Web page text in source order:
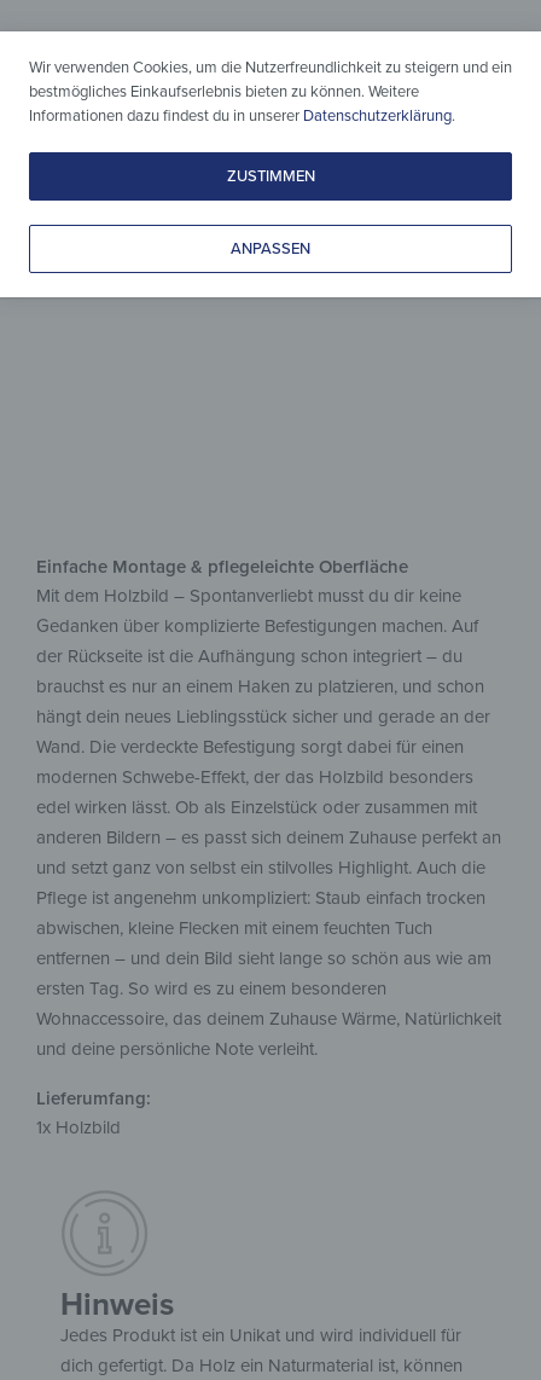
Holz & Design
zeitlos vereint
Leicht gepflegt, liebevoll gestaltet
Einfache Montage & pflegeleichte Oberfläche
Mit dem Holzbild – Spontanverliebt musst du dir keine
Gedanken über komplizierte Befestigungen machen. Auf
der Rückseite ist die Aufhängung schon integriert – du
brauchst es nur an einem Haken zu platzieren, und schon
hängt dein neues Lieblingsstück sicher und gerade an der
Wand. Die verdeckte Befestigung sorgt dabei für einen
modernen Schwebe-Effekt, der das Holzbild besonders
edel wirken lässt. Ob als Einzelstück oder zusammen mit
anderen Bildern – es passt sich deinem Zuhause perfekt an
und setzt ganz von selbst ein stilvolles Highlight. Auch die
Pflege ist angenehm unkompliziert: Staub einfach trocken
abwischen, kleine Flecken mit einem feuchten Tuch
entfernen – und dein Bild sieht lange so schön aus wie am
ersten Tag. So wird es zu einem besonderen
Wohnaccessoire, das deinem Zuhause Wärme, Natürlichkeit
und deine persönliche Note verleiht.
Lieferumfang:
1x Holzbild
Hinweis
Jedes Produkt ist ein Unikat und wird individuell für
dich gefertigt. Da Holz ein Naturmaterial ist, können
Wir verwenden Cookies, um die Nutzerfreundlichkeit zu steigern und ein
bestmögliches Einkaufserlebnis bieten zu können. Weitere
Informationen dazu findest du in unserer Datenschutzerklärung.
ZUSTIMMEN
ANPASSEN